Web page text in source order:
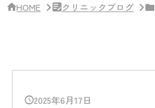
HOME クリニックブログ
2025年6月17日